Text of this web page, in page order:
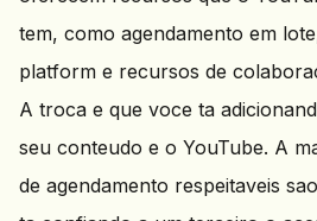
tem, como agendamento em
platform e recursos de
A troca e que voce ta
seu conteudo e o YouTube. A
de agendamento respeitaveis